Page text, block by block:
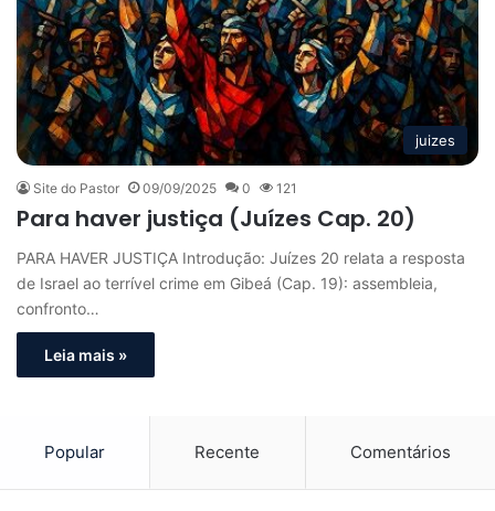
juizes
Site do Pastor 09/09/2025 0 121
Para haver justiça (Juízes Cap. 20)
PARA HAVER JUSTIÇA Introdução: Juízes 20 relata a resposta
de Israel ao terrível crime em Gibeá (Cap. 19): assembleia,
confronto…
Leia mais »
Popular Recente Comentários